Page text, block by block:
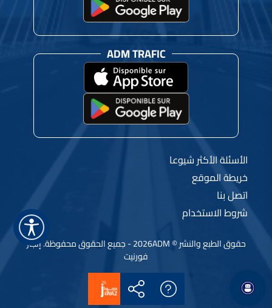
ADM TRAFIC
الأسئلة الأكثر شيوعا
خريطة الموقع
اتصل بنا
شروط الاستخدام
حقوق الطبع والنشر © 2026ADM - جميع الحقوق محفوظة.
إنجاز
فورنيت